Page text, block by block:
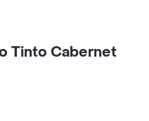
Tinto Cabernet